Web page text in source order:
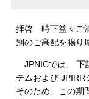
拝啓 時下益々ご
別のご高配を賜り
JPNICでは、 下
テムおよび JPIRR
そのため、この期